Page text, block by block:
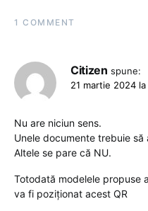
1 COMMENT
Citizen spune:
21 martie 2024 la
Nu are niciun sens.
Unele documente trebuie
Altele se pare că NU.
Totodată modelele propuse
va fi poziționat acest QR